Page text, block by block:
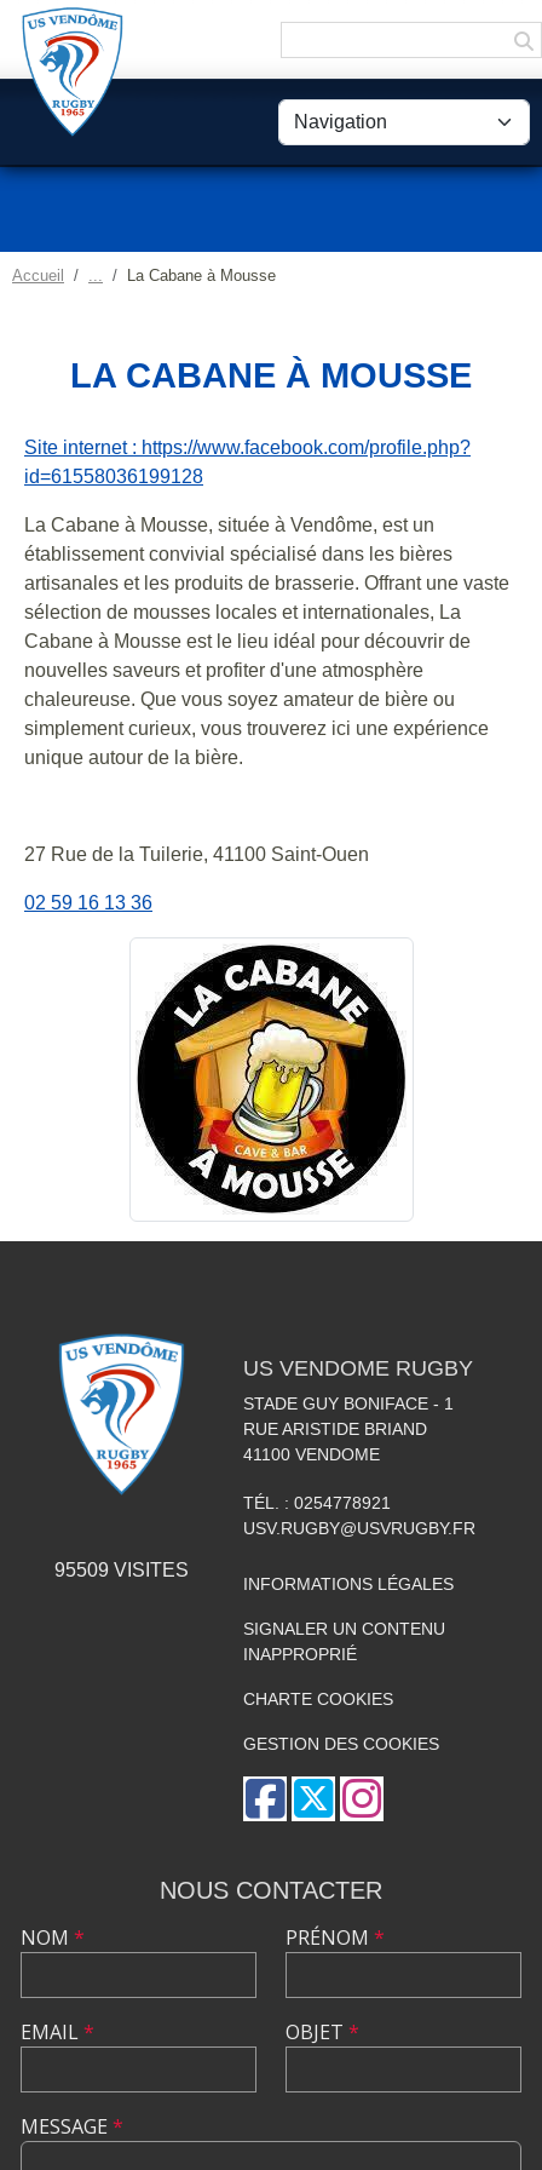
Accueil La Cabane à Mousse
LA CABANE À MOUSSE
Site internet : https://www.facebook.com/profile.php?
id=61558036199128
La Cabane à Mousse, située à Vendôme, est un
établissement convivial spécialisé dans les bières
artisanales et les produits de brasserie. Offrant une vaste
sélection de mousses locales et internationales, La
Cabane à Mousse est le lieu idéal pour découvrir de
nouvelles saveurs et profiter d'une atmosphère
chaleureuse. Que vous soyez amateur de bière ou
simplement curieux, vous trouverez ici une expérience
unique autour de la bière.
27 Rue de la Tuilerie, 41100 Saint-Ouen
02 59 16 13 36
95509 VISITES
US VENDOME RUGBY
STADE GUY BONIFACE - 1
RUE ARISTIDE BRIAND
41100 VENDOME
TÉL. : 0254778921
USV.RUGBY@USVRUGBY.FR
INFORMATIONS LÉGALES
SIGNALER UN CONTENU
INAPPROPRIÉ
CHARTE COOKIES
GESTION DES COOKIES
NOUS CONTACTER
NOM *
EMAIL*
PRÉNOM *
OBJET *
MESSAGE *
Panneau de gestion des cookies